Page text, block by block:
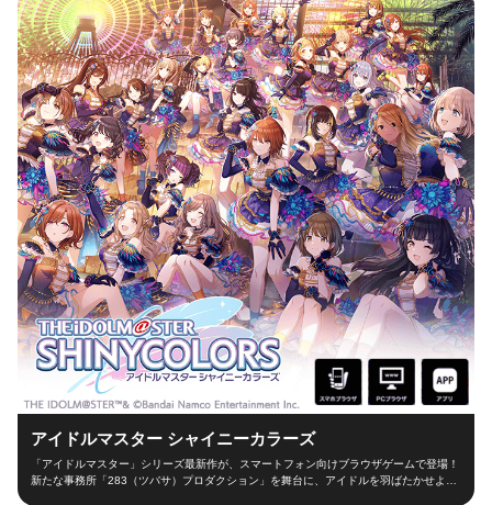
アイドルマスター シャイニーカラーズ
「アイドルマスター」シリーズ最新作が、スマートフォン向けブラウザゲームで登場！
新たな事務所「283（ツバサ）プロダクション」を舞台に、アイドルを羽ばたかせよ